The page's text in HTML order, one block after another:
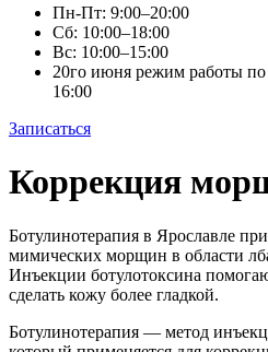
Пн-Пт: 9:00–20:00
Сб: 10:00–18:00
Вс: 10:00–15:00
20го июня режим работы
16:00
Записаться
Skip
to
Коррекция
Ботулинотерапия в Ярославле
мимических морщин в области
Инъекции ботулотоксина
сделать кожу более гладкой.
Ботулинотерапия — метод